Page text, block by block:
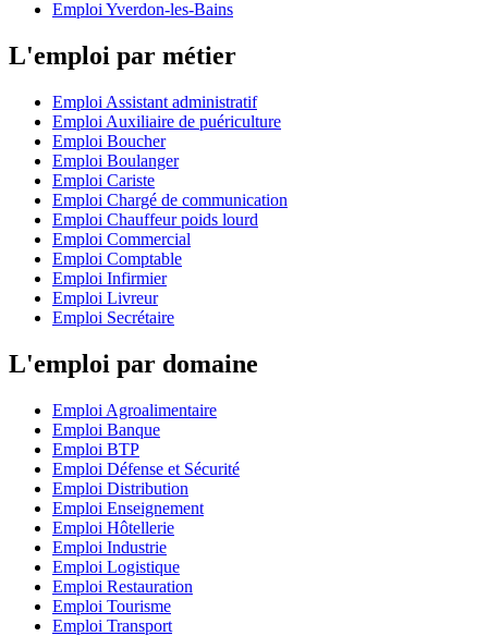
Emploi Yverdon-les-Bains
L'emploi par métier
Emploi Assistant administratif
Emploi Auxiliaire de puériculture
Emploi Boucher
Emploi Boulanger
Emploi Cariste
Emploi Chargé de communication
Emploi Chauffeur poids lourd
Emploi Commercial
Emploi Comptable
Emploi Infirmier
Emploi Livreur
Emploi Secrétaire
L'emploi par domaine
Emploi Agroalimentaire
Emploi Banque
Emploi BTP
Emploi Défense et Sécurité
Emploi Distribution
Emploi Enseignement
Emploi Hôtellerie
Emploi Industrie
Emploi Logistique
Emploi Restauration
Emploi Tourisme
Emploi Transport